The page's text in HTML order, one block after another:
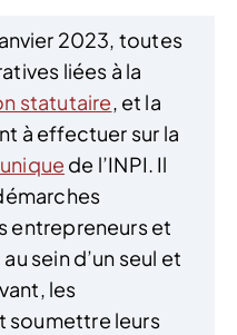
2023, toutes
liées à la
statutaire, et la
à effectuer sur la
de l’INPI. Il
entrepreneurs et
sein d’un seul et
les
soumettre leurs